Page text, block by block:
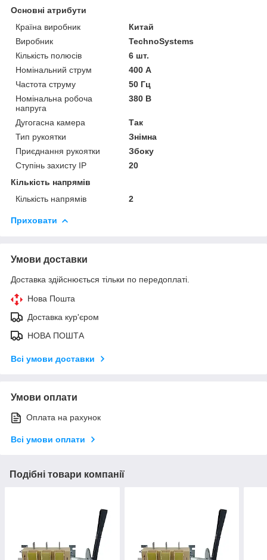
Основні атрибути
Країна виробник
Китай
Виробник
TechnoSystems
Кількість полюсів
6 шт.
Номінальний струм
400 А
Частота струму
50 Гц
Номінальна робоча
напруга
380 В
Дугогасна камера
Так
Тип рукоятки
Знімна
Приєднання рукоятки
Збоку
Ступінь захисту IP
20
Кількість напрямів
Кількість напрямів
2
Приховати
Умови доставки
Доставка здійснюється тільки по передоплаті.
Нова Пошта
Доставка кур'єром
НОВА ПОШТА
Всі умови доставки
Умови оплати
Оплата на рахунок
Всі умови оплати
Подібні товари компанії